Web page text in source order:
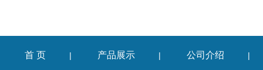
首 页 | 产品展示 | 公司介绍 |